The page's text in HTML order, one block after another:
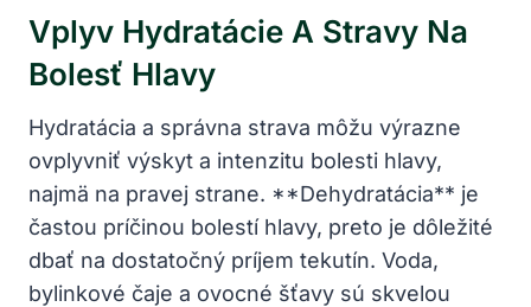
Vplyv Hydratácie A Stravy Na
Bolesť Hlavy
Hydratácia a správna strava môžu výrazne
ovplyvniť výskyt a intenzitu bolesti hlavy,
najmä na pravej strane. **Dehydratácia** je
častou príčinou bolestí hlavy, preto je dôležité
dbať na dostatočný príjem tekutín. Voda,
bylinkové čaje a ovocné šťavy sú skvelou